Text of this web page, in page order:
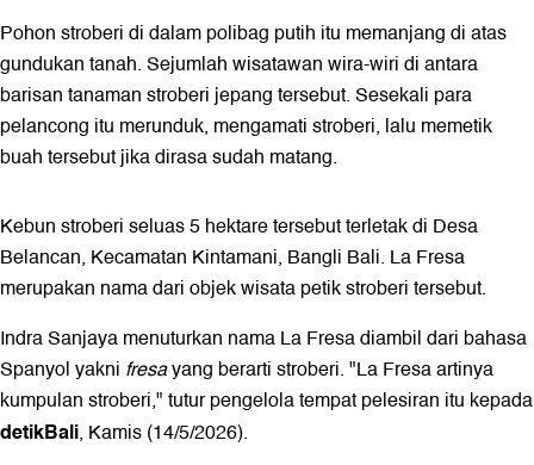
Pohon stroberi di dalam polibag putih itu memanjang di atas
gundukan tanah. Sejumlah wisatawan wira-wiri di antara
barisan tanaman stroberi jepang tersebut. Sesekali para
pelancong itu merunduk, mengamati stroberi, lalu memetik
buah tersebut jika dirasa sudah matang.
Kebun stroberi seluas 5 hektare tersebut terletak di Desa
Belancan, Kecamatan Kintamani, Bangli Bali. La Fresa
merupakan nama dari objek wisata petik stroberi tersebut.
Indra Sanjaya menuturkan nama La Fresa diambil dari bahasa
Spanyol yakni fresayang berarti stroberi. "La Fresa artinya
kumpulan stroberi," tutur pengelola tempat pelesiran itu kepada
detikBali, Kamis (14/5/2026).